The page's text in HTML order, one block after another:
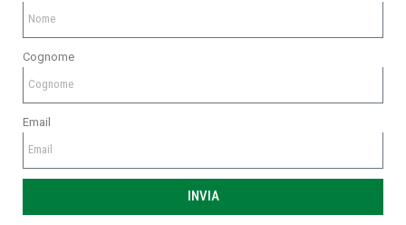
Cognome
Email
INVIA